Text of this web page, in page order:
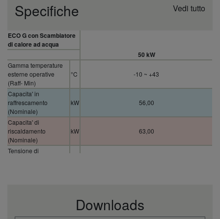
Specifiche Vedi tutto
ECO G con Scambiatore
di calore ad acqua
50 kW
Gamma temperature
esterne operative
(Raff- Min)
°C -10 ~ +43
Capacita' in
raffrescamento
(Nominale)
kW 56,00
Capacita' di
riscaldamento
(Nominale)
kW 63,00
Tensione di
Downloads